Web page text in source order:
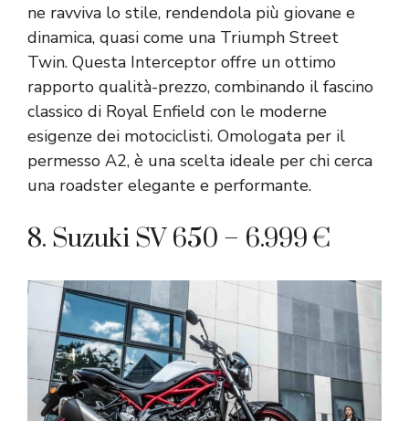
ne ravviva lo stile, rendendola più giovane e
dinamica, quasi come una Triumph Street
Twin. Questa Interceptor offre un ottimo
rapporto qualità-prezzo, combinando il fascino
classico di Royal Enfield con le moderne
esigenze dei motociclisti. Omologata per il
permesso A2, è una scelta ideale per chi cerca
una roadster elegante e performante.
8. Suzuki SV 650 – 6.999 €